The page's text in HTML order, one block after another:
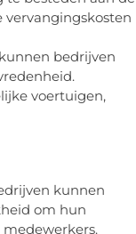
vervangingskosten
bedrijven
voertuigen,
kunnen
om hun